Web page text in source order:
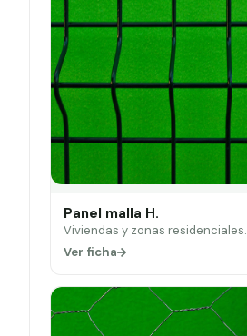
Panel malla H.
Viviendas y zonas residenciales.
Ver ficha